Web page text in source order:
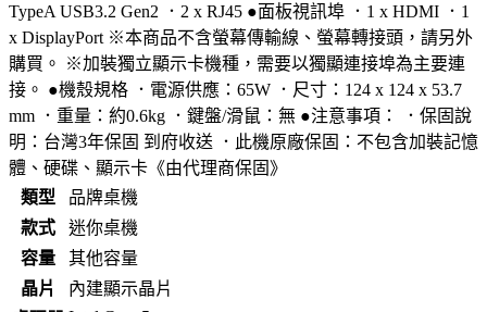
TypeA USB3.2 Gen2 ．2 x RJ45 ●面板視訊埠 ．1 x HDMI ．1
x DisplayPort ※本商品不含螢幕傳輸線、螢幕轉接頭，請另外
購買。 ※加裝獨立顯示卡機種，需要以獨顯連接埠為主要連
接。 ●機殼規格 ．電源供應：65W ．尺寸：124 x 124 x 53.7
mm ．重量：約0.6kg ．鍵盤/滑鼠：無 ●注意事項： ．保固說
明：台灣3年保固 到府收送 ．此機原廠保固：不包含加裝記憶
體、硬碟、顯示卡《由代理商保固》
類型
品牌桌機
款式
迷你桌機
容量
其他容量
晶片
內建顯示晶片